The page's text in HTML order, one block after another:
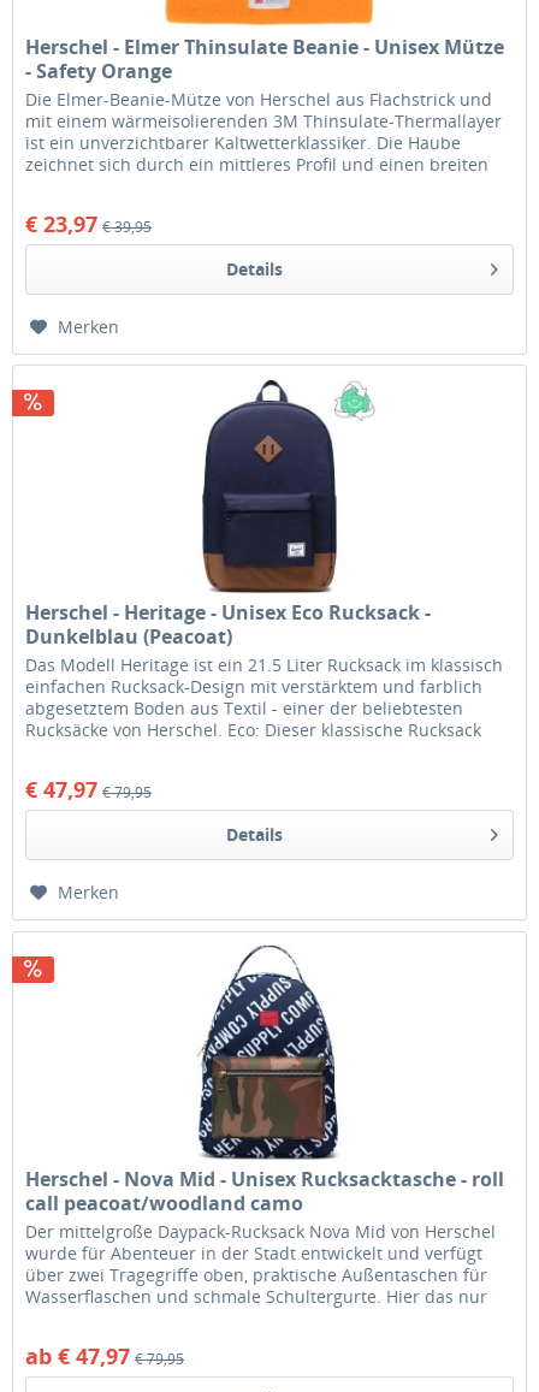
Herschel - Elmer Thinsulate Beanie - Unisex Mütze
- Safety Orange
Die Elmer-Beanie-Mütze von Herschel aus Flachstrick und
mit einem wärmeisolierenden 3M Thinsulate-Thermallayer
ist ein unverzichtbarer Kaltwetterklassiker. Die Haube
zeichnet sich durch ein mittleres Profil und einen breiten
€ 23,97 € 39,95
Details
Merken
Herschel - Heritage - Unisex Eco Rucksack -
Dunkelblau (Peacoat)
Das Modell Heritage ist ein 21.5 Liter Rucksack im klassisch
einfachen Rucksack-Design mit verstärktem und farblich
abgesetztem Boden aus Textil - einer der beliebtesten
Rucksäcke von Herschel. Eco: Dieser klassische Rucksack
€ 47,97 € 79,95
Details
Merken
Herschel - Nova Mid - Unisex Rucksacktasche - roll
call peacoat/woodland camo
Der mittelgroße Daypack-Rucksack Nova Mid von Herschel
wurde für Abenteuer in der Stadt entwickelt und verfügt
über zwei Tragegriffe oben, praktische Außentaschen für
Wasserflaschen und schmale Schultergurte. Hier das nur
ab € 47,97 € 79,95